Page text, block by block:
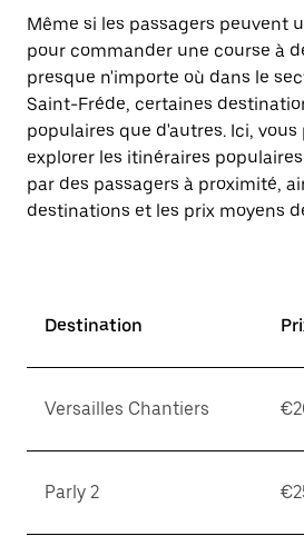
Même si les passagers peuvent
pour commander une course à
presque n'importe où dans le
Saint-Fréde, certaines
populaires que d'autres. Ici, vous
explorer les itinéraires
par des passagers à proximité,
destinations et les prix moyens
Destination
Versailles Chantiers
Parly 2